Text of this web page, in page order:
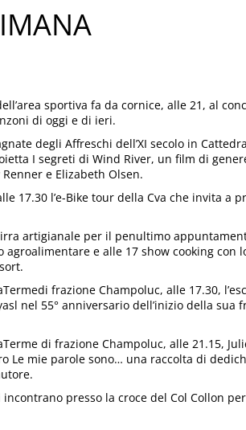
sportiva fa da cornice, alle 21, al
di oggi e di ieri.
degli Affreschi dell’XI secolo in
I segreti di Wind River, un film di
e Elizabeth Olsen.
17.30 l’e-Bike tour della Cva che invita a
artigianale per il penultimo
agroalimentare e alle 17 show cooking con
frazione Champoluc, alle 17.30,
nel 55° anniversario dell’inizio della sua
di frazione Champoluc, alle 21.15,
Le mie parole sono… una raccolta di
presso la croce del Col Collon